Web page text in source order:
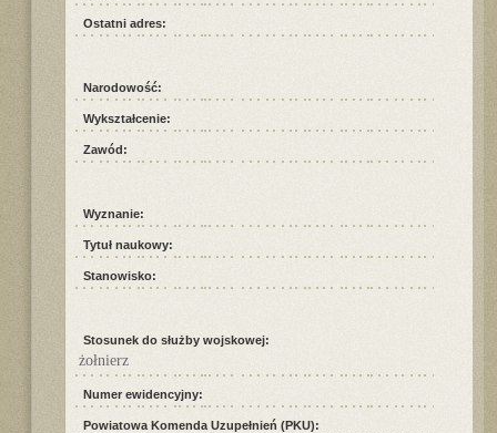
Ostatni adres:
Narodowość:
Wykształcenie:
Zawód:
Wyznanie:
Tytuł naukowy:
Stanowisko:
Stosunek do służby wojskowej:
żołnierz
Numer ewidencyjny:
Powiatowa Komenda Uzupełnień (PKU):